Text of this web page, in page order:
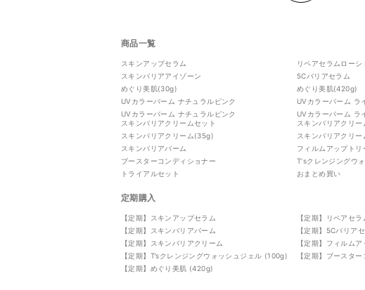
商品一覧
スキンアップセラム
リペアセラムローシ
スキンバリアアイゾーン
5Cバリアセラム
めぐり美肌(30g)
めぐり美肌(420g)
UVカラーバーム ナチュラルピンク
UVカラーバーム ラ
UVカラーバーム ナチュラルピンク
スキンバリアクリームセット
UVカラーバーム ラ
スキンバリアクリー
スキンバリアクリーム(35g)
スキンバリアクリ
スキンバリアバーム
フィルムアップト
ブースターコンディショナー
T'sクレンジングウ
トライアルセット
おまとめ買い
定期購入
【定期】スキンアップセラム
【定期】リペアセ
【定期】スキンバリアバーム
【定期】5Cバリア
【定期】スキンバリアクリーム
【定期】フィルム
【定期】T’sクレンジングウォッシュジェル (100g)
【定期】ブースタ
【定期】めぐり美肌 (420g)